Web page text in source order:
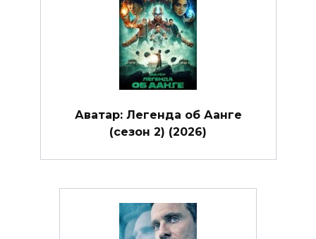
Аватар: Легенда об Аанге
(сезон 2) (2026)